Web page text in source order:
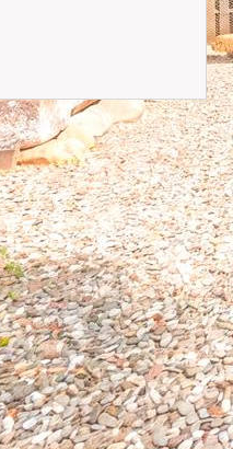
ATENCIÓN
lunes a viernes
de 09.00h a 14.00h
de 16.00h a 20.00h